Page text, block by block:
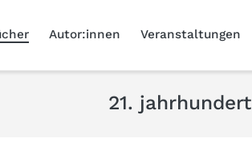
Autor:innen Veranstaltungen
21. jahrhundert